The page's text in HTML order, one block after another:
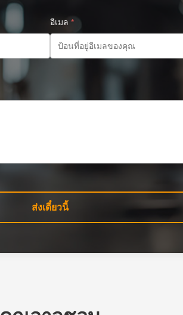
อีเมล *
ส่งเดี๋ยวนี้